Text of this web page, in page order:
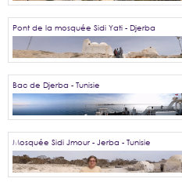
Pont de la mosquée Sidi Yati - Djerba
Bac de Djerba - Tunisie
Mosquée Sidi Jmour - Jerba - Tunisie